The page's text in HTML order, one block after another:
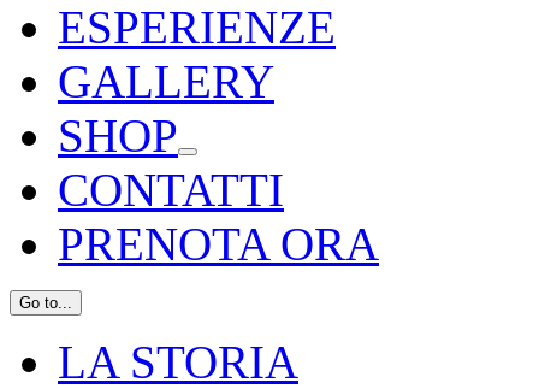
ESPERIENZE
GALLERY
SHOP
CONTATTI
PRENOTA ORA
Go to...
LA STORIA